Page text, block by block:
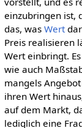
einzubringen ist,
das, was Wert
Preis realisieren
Wert einbringt.
wie auch
mangels
ihren Wert
auf dem Markt,
lediglich eine